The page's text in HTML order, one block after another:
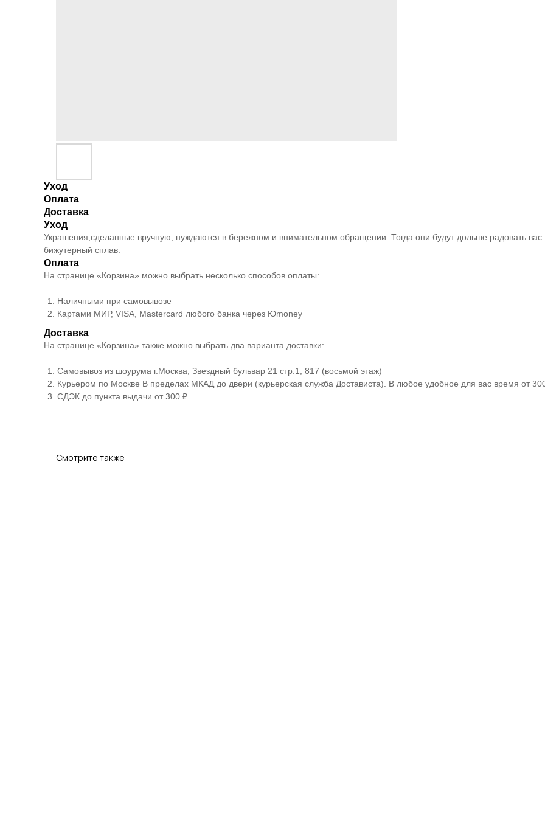
Уход
Оплата
Доставка
Уход
Украшения,сделанные вручную, нуждаются в бережном и внимательном обращении. Тогда они будут дольше радовать
бижутерный сплав.
Оплата
На странице «Корзина» можно выбрать несколько способов оплаты:
Наличными при самовывозе
Картами МИР, VISA, Mastercard любого банка через Юmoney
Доставка
На странице «Корзина» также можно выбрать два варианта доставки:
Самовывоз из шоурума г.Москва, Звездный бульвар 21 стр.1, 817 (восьмой этаж)
Курьером по Москве В пределах МКАД до двери (курьерская служба Достависта). В любое удобное для вас время от
СДЭК до пункта выдачи от 300 ₽
Смотрите также